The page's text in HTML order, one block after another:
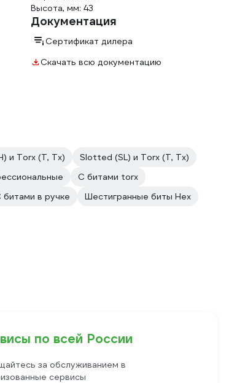
Высота, мм: 43
Документация
Сертификат дилера
Скачать всю документацию
и Torx (T, Tx)
Slotted (SL) и Torx (T, Tx)
С битами torx
битами в ручке
Шестигранные биты Hex
по всей России
за обслуживанием в
сервисы